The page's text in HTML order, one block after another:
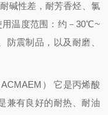
碱性差，耐芳香烃、氯
用温度范围：约－30℃~
震制品，以及耐磨、
） 它是丙烯酸
兼有良好的耐热、耐油